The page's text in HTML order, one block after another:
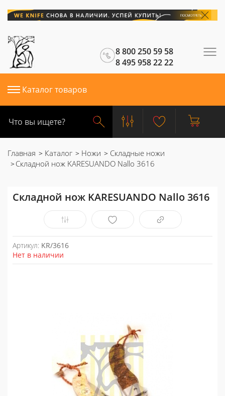
8 800 250 59 58
8 495 958 22 22
Каталог товаров
Главная Каталог Ножи
Складные ножи
Складной нож KARESUANDO Nallo 3616
Складной нож KARESUANDO Nallo 3616
Артикул: KR/3616
Нет в наличии